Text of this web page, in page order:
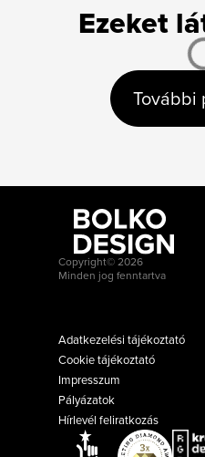
Ezeket
További
Copyright© 2026
Minden jog fenntartva
Adatkezelési tájékoztató
Cookie tájékoztató
Impresszum
Pályázatok
Hírlevél feliratkozás